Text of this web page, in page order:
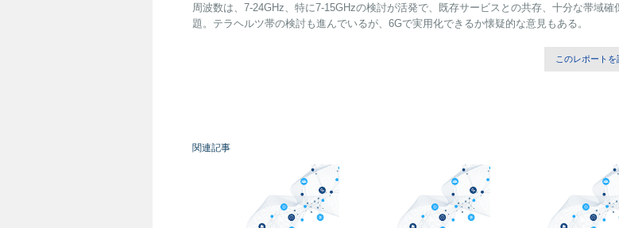
周波数は、7-24GHz、特に7-15GHzの検討が活発で、既存サービスとの共存、十分な帯域確
題。テラヘルツ帯の検討も進んでいるが、6Gで実用化できるか懐疑的な意見もある。
このレポートを
関連記事